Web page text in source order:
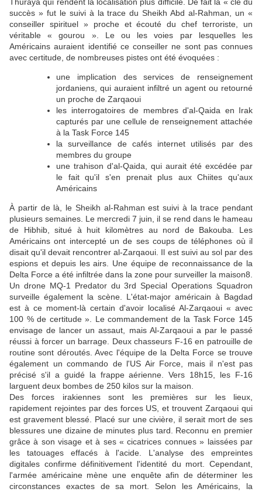
succès » fut le suivi à la trace du Sheikh Abd al-Rahman, un «
conseiller spirituel » proche et écouté du chef terroriste, un
véritable « gourou ». Le ou les voies par lesquelles les
Américains auraient identifié ce conseiller ne sont pas connues
avec certitude, de nombreuses pistes ont été évoquées :
une implication des services de renseignement
jordaniens, qui auraient infiltré un agent ou retourné
un proche de Zarqaoui
les interrogatoires de membres d'al-Qaida en Irak
capturés par une cellule de renseignement attachée
à la Task Force 145
la surveillance de cafés internet utilisés par des
membres du groupe
une trahison d'al-Qaida, qui aurait été excédée par
le fait qu'il s'en prenait plus aux Chiites qu'aux
Américains
À partir de là, le Sheikh al-Rahman est suivi à la trace pendant
plusieurs semaines. Le mercredi 7 juin, il se rend dans le hameau
de Hibhib, situé à huit kilomètres au nord de Bakouba. Les
Américains ont intercepté un de ses coups de téléphones où il
disait qu'il devait rencontrer al-Zarqaoui. Il est suivi au sol par des
espions et depuis les airs. Une équipe de reconnaissance de la
Delta Force a été infiltrée dans la zone pour surveiller la maison8.
Un drone MQ-1 Predator du 3rd Special Operations Squadron
surveille également la scène. L'état-major américain à Bagdad
est à ce moment-là certain d'avoir localisé Al-Zarqaoui « avec
100 % de certitude ». Le commandement de la Task Force 145
envisage de lancer un assaut, mais Al-Zarqaoui a par le passé
réussi à forcer un barrage. Deux chasseurs F-16 en patrouille de
routine sont déroutés. Avec l'équipe de la Delta Force se trouve
également un commando de l'US Air Force, mais il n'est pas
précisé s'il a guidé la frappe aérienne. Vers 18h15, les F-16
larguent deux bombes de 250 kilos sur la maison.
Des forces irakiennes sont les premières sur les lieux,
rapidement rejointes par des forces US, et trouvent Zarqaoui qui
est gravement blessé. Placé sur une civière, il serait mort de ses
blessures une dizaine de minutes plus tard. Reconnu en premier
grâce à son visage et à ses « cicatrices connues » laissées par
les tatouages effacés à l'acide. L'analyse des empreintes
digitales confirme définitivement l'identité du mort. Cependant,
l'armée américaine mène une enquête afin de déterminer les
circonstances exactes de sa mort. Selon les Américains, la